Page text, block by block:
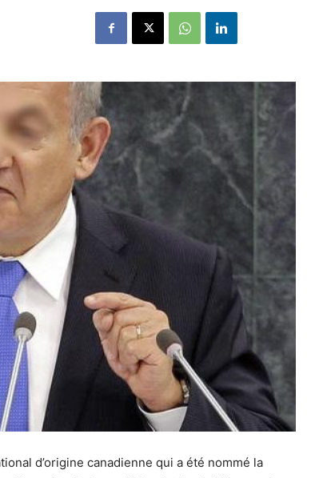
d’origine canadienne qui a été nommé la